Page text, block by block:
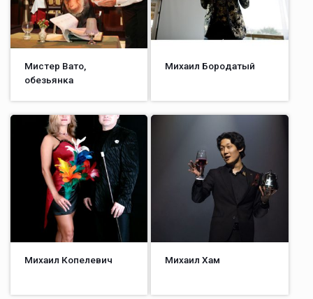
Мистер Вато,
обезьянка
Михаил Бородатый
Михаил Копелевич Михаил Хам